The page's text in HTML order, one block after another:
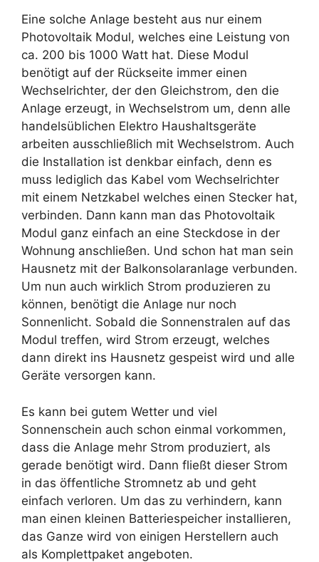
Eine solche Anlage besteht aus nur einem
Photovoltaik Modul, welches eine Leistung von
ca. 200 bis 1000 Watt hat. Diese Modul
benötigt auf der Rückseite immer einen
Wechselrichter, der den Gleichstrom, den die
Anlage erzeugt, in Wechselstrom um, denn alle
handelsüblichen Elektro Haushaltsgeräte
arbeiten ausschließlich mit Wechselstrom. Auch
die Installation ist denkbar einfach, denn es
muss lediglich das Kabel vom Wechselrichter
mit einem Netzkabel welches einen Stecker hat,
verbinden. Dann kann man das Photovoltaik
Modul ganz einfach an eine Steckdose in der
Wohnung anschließen. Und schon hat man sein
Hausnetz mit der Balkonsolaranlage verbunden.
Um nun auch wirklich Strom produzieren zu
können, benötigt die Anlage nur noch
Sonnenlicht. Sobald die Sonnenstralen auf das
Modul treffen, wird Strom erzeugt, welches
dann direkt ins Hausnetz gespeist wird und alle
Geräte versorgen kann.
Es kann bei gutem Wetter und viel
Sonnenschein auch schon einmal vorkommen,
dass die Anlage mehr Strom produziert, als
gerade benötigt wird. Dann fließt dieser Strom
in das öffentliche Stromnetz ab und geht
einfach verloren. Um das zu verhindern, kann
man einen kleinen Batteriespeicher installieren,
das Ganze wird von einigen Herstellern auch
als Komplettpaket angeboten.